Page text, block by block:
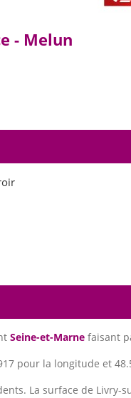
- Melun
Seine-et-Marne faisant
pour la longitude et
La surface de Livry-